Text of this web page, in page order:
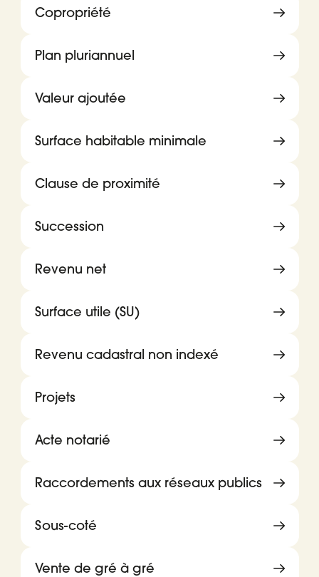
Copropriété
Plan pluriannuel
Valeur ajoutée
Surface habitable minimale
Clause de proximité
Succession
Revenu net
Surface utile (SU)
Revenu cadastral non indexé
Projets
Acte notarié
Raccordements aux réseaux publics
Sous-coté
Vente de gré à gré